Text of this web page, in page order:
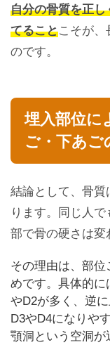
自分の骨質を正
てることこそが、
のです。
埋入部位に
ご・下あご
結論として、骨質
ります。同じ人
部で骨の硬さは変
その理由は、部
めです。具体的に
やD2が多く、逆
D3やD4になりや
顎洞という空洞が